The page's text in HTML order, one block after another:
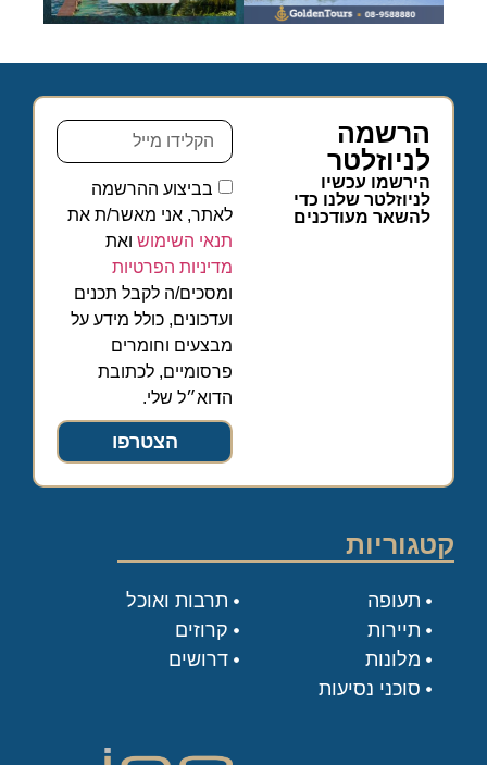
הרשמה
לניוזלטר
הירשמו עכשיו
לניוזלטר שלנו כדי
להשאר מעודכנים
בביצוע ההרשמה
לאתר, אני מאשר/ת את
תנאי השימוש ואת
מדיניות הפרטיות
ומסכים/ה לקבל תכנים
ועדכונים, כולל מידע על
מבצעים וחומרים
פרסומיים, לכתובת
הדוא״ל שלי.
הצטרפו
קטגוריות
תעופה
תיירות
מלונות
סוכני נסיעות
תרבות ואוכל
קרוזים
דרושים